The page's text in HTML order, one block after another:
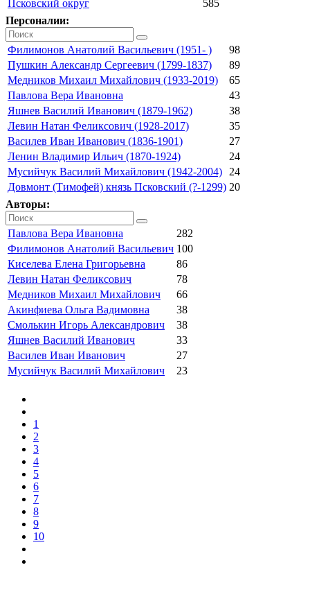
Псковский округ
585
Персоналии:
Филимонов Анатолий Васильевич (1951- )
98
Пушкин Александр Сергеевич (1799-1837)
89
Медников Михаил Михайлович (1933-2019)
65
Павлова Вера Ивановна
43
Яшнев Василий Иванович (1879-1962)
38
Левин Натан Феликсович (1928-2017)
35
Василев Иван Иванович (1836-1901)
27
Ленин Владимир Ильич (1870-1924)
24
Мусийчук Василий Михайлович (1942-2004)
24
Довмонт (Тимофей) князь Псковский (?-1299) 20
Авторы:
Павлова Вера Ивановна
282
Филимонов Анатолий Васильевич 100
Киселева Елена Григорьевна
86
Левин Натан Феликсович
78
Медников Михаил Михайлович
66
Акинфиева Ольга Вадимовна
38
Смолькин Игорь Александрович
38
Яшнев Василий Иванович
33
Василев Иван Иванович
27
Мусийчук Василий Михайлович
23
1
2
3
4
5
6
7
8
9
10